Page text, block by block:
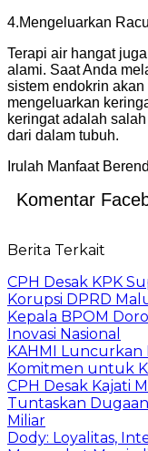
4.Mengeluarkan
Terapi air hangat
alami. Saat Anda
sistem endokrin
mengeluarkan
keringat adalah
dari dalam tubuh.
Irulah Manfaat
Komentar
Berita Terkait
CPH Desak KPK
Korupsi DPRD
Kepala BPOM
Inovasi Nasional
KAHMI Luncurkan
Komitmen untuk
CPH Desak Kajati
Tuntaskan
Miliar
Dody: Loyalitas,